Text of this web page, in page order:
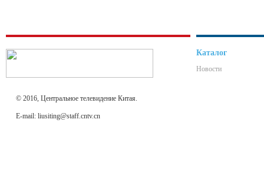
© 2016, Центральное телевидение Китая.
E-mail: liusiting@staff.cntv.cn
Каталог
Новости